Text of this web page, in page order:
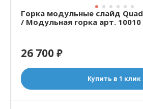
Горка модульные слайд
/ Модульная горка арт. 10010
26 700₽
Купить в 1 клик